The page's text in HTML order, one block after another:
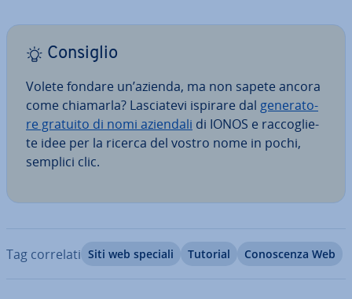
Consiglio
Volete fondare un’azienda, ma non sapete ancora
come chiamarla? La­scia­te­vi ispirare dal ge­ne­ra­to­
re gratuito di nomi aziendali di IONOS e rac­co­glie­
te idee per la ricerca del vostro nome in pochi,
semplici clic.
Tag correlati Siti web speciali Tutorial Co­no­scen­za Web